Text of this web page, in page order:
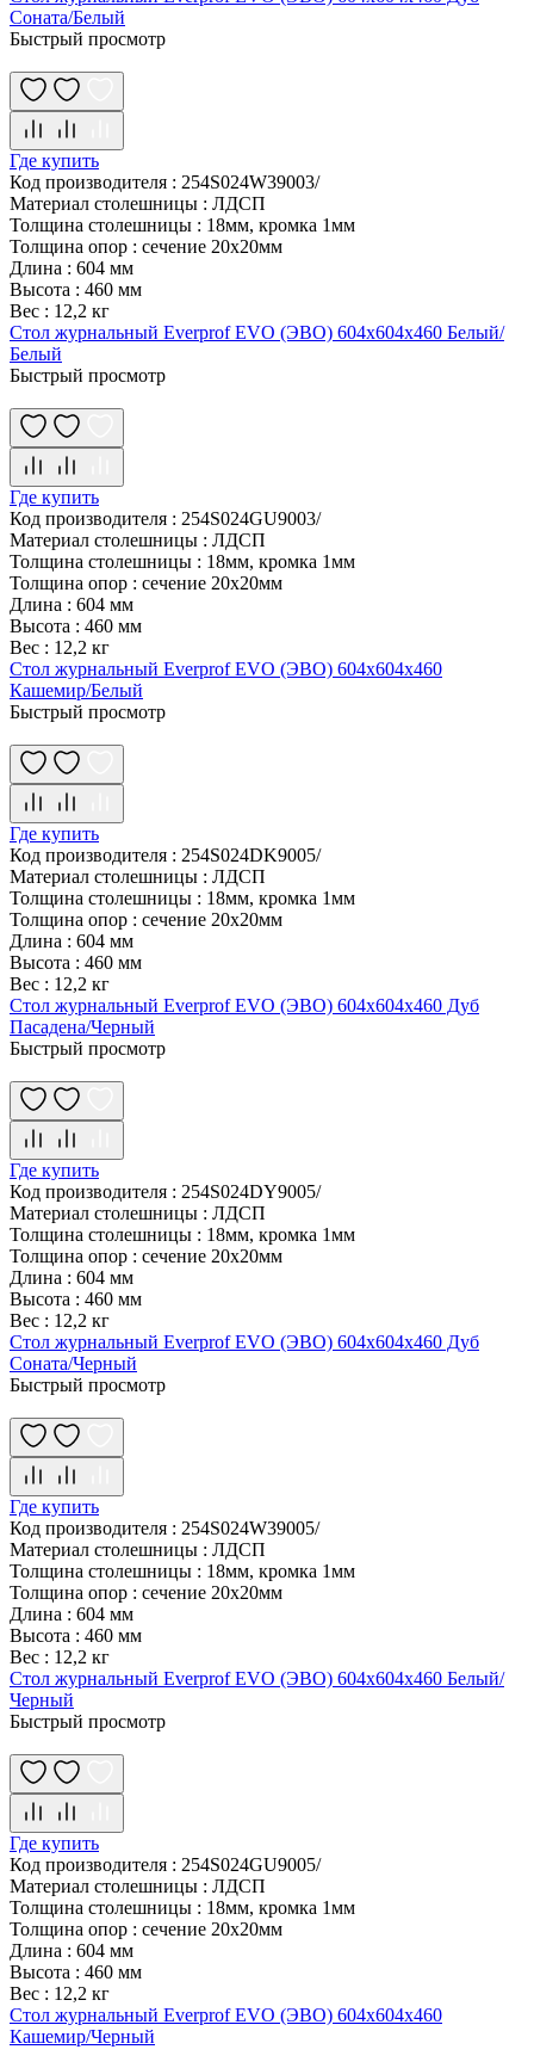
Соната/Белый
Быстрый просмотр
Где купить
Код производителя : 254S024W39003/
Материал столешницы : ЛДСП
Толщина столешницы : 18мм, кромка 1мм
Толщина опор : сечение 20х20мм
Длина : 604 мм
Высота : 460 мм
Вес : 12,2 кг
Стол журнальный Everprof EVO (ЭВО) 604х604х460 Белый/
Белый
Быстрый просмотр
Где купить
Код производителя : 254S024GU9003/
Материал столешницы : ЛДСП
Толщина столешницы : 18мм, кромка 1мм
Толщина опор : сечение 20х20мм
Длина : 604 мм
Высота : 460 мм
Вес : 12,2 кг
Стол журнальный Everprof EVO (ЭВО) 604х604х460
Кашемир/Белый
Быстрый просмотр
Где купить
Код производителя : 254S024DK9005/
Материал столешницы : ЛДСП
Толщина столешницы : 18мм, кромка 1мм
Толщина опор : сечение 20х20мм
Длина : 604 мм
Высота : 460 мм
Вес : 12,2 кг
Стол журнальный Everprof EVO (ЭВО) 604х604х460 Дуб
Пасадена/Черный
Быстрый просмотр
Где купить
Код производителя : 254S024DY9005/
Материал столешницы : ЛДСП
Толщина столешницы : 18мм, кромка 1мм
Толщина опор : сечение 20х20мм
Длина : 604 мм
Высота : 460 мм
Вес : 12,2 кг
Стол журнальный Everprof EVO (ЭВО) 604х604х460 Дуб
Соната/Черный
Быстрый просмотр
Где купить
Код производителя : 254S024W39005/
Материал столешницы : ЛДСП
Толщина столешницы : 18мм, кромка 1мм
Толщина опор : сечение 20х20мм
Длина : 604 мм
Высота : 460 мм
Вес : 12,2 кг
Стол журнальный Everprof EVO (ЭВО) 604х604х460 Белый/
Черный
Быстрый просмотр
Где купить
Код производителя : 254S024GU9005/
Материал столешницы : ЛДСП
Толщина столешницы : 18мм, кромка 1мм
Толщина опор : сечение 20х20мм
Длина : 604 мм
Высота : 460 мм
Вес : 12,2 кг
Стол журнальный Everprof EVO (ЭВО) 604х604х460
Кашемир/Черный